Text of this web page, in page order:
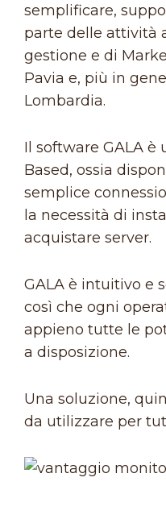
semplificare,
parte delle attività
gestione e di
Pavia e, più in
Lombardia.
Il software GALA è
Based, ossia
semplice
la necessità di
acquistare server.
GALA è intuitivo e
così che ogni
appieno tutte le
a disposizione.
Una soluzione,
da utilizzare per